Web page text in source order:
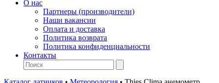
О нас
Партнеры (производители)
Наши вакансии
Оплата и доставка
Политика возврата
Политика конфиденциальности
Контакты